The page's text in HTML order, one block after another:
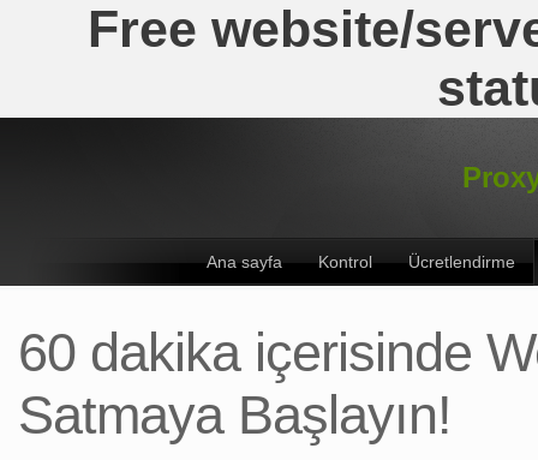
Free website/
Ana sayfa Kontrol Ücretlendirme
60 dakika içerisinde
Satmaya Başlayın!